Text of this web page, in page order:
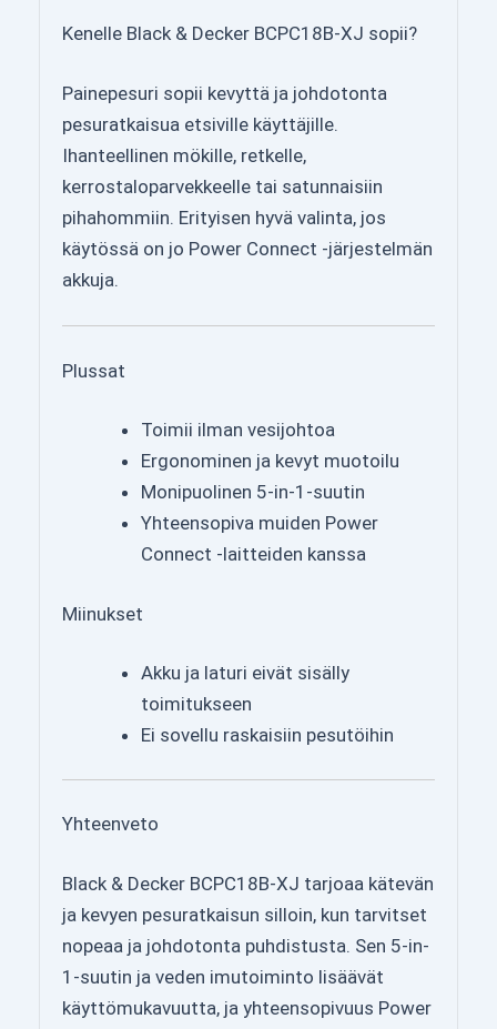
Kenelle Black & Decker BCPC18B-XJ sopii?
Painepesuri sopii kevyttä ja johdotonta
pesuratkaisua etsiville käyttäjille.
Ihanteellinen mökille, retkelle,
kerrostaloparvekkeelle tai satunnaisiin
pihahommiin. Erityisen hyvä valinta, jos
käytössä on jo Power Connect -järjestelmän
akkuja.
Plussat
Toimii ilman vesijohtoa
Ergonominen ja kevyt muotoilu
Monipuolinen 5-in-1-suutin
Yhteensopiva muiden Power
Connect -laitteiden kanssa
Miinukset
Akku ja laturi eivät sisälly
toimitukseen
Ei sovellu raskaisiin pesutöihin
Yhteenveto
Black & Decker BCPC18B-XJ tarjoaa kätevän
ja kevyen pesuratkaisun silloin, kun tarvitset
nopeaa ja johdotonta puhdistusta. Sen 5-in-
1-suutin ja veden imutoiminto lisäävät
käyttömukavuutta, ja yhteensopivuus Power